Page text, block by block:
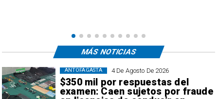
4 De Agosto De 2026
$350 mil por respuestas del
examen: Caen sujetos por fraude
ANTOFAGASTA
MÁS NOTICIAS